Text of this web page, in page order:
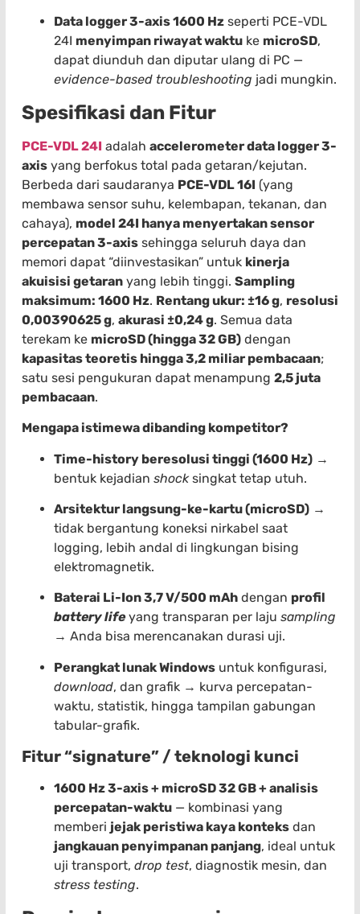
Data logger 3-axis 1600 Hz seperti PCE-VDL
24I menyimpan riwayat waktu ke microSD,
dapat diunduh dan diputar ulang di PC —
evidence-based troubleshooting jadi mungkin.
Spesifikasi dan Fitur
PCE-VDL 24I adalah accelerometer data logger 3-
axis yang berfokus total pada getaran/kejutan.
Berbeda dari saudaranya PCE-VDL 16I (yang
membawa sensor suhu, kelembapan, tekanan, dan
cahaya), model 24I hanya menyertakan sensor
percepatan 3-axis sehingga seluruh daya dan
memori dapat “diinvestasikan” untuk kinerja
akuisisi getaran yang lebih tinggi. Sampling
maksimum: 1600 Hz. Rentang ukur: ±16 g, resolusi
0,00390625 g, akurasi ±0,24 g. Semua data
terekam ke microSD (hingga 32 GB) dengan
kapasitas teoretis hingga 3,2 miliar pembacaan;
satu sesi pengukuran dapat menampung 2,5 juta
pembacaan.
Mengapa istimewa dibanding kompetitor?
Time-history beresolusi tinggi (1600 Hz) →
bentuk kejadian shock singkat tetap utuh.
Arsitektur langsung-ke-kartu (microSD) →
tidak bergantung koneksi nirkabel saat
logging, lebih andal di lingkungan bising
elektromagnetik.
Baterai Li-Ion 3,7 V/500 mAh dengan profil
battery lifeyang transparan per laju sampling
→ Anda bisa merencanakan durasi uji.
Perangkat lunak Windows untuk konfigurasi,
download, dan grafik → kurva percepatan-
waktu, statistik, hingga tampilan gabungan
tabular-grafik.
Fitur “signature” / teknologi kunci
1600 Hz 3-axis + microSD 32 GB + analisis
percepatan-waktu — kombinasi yang
memberi jejak peristiwa kaya konteks dan
jangkauan penyimpanan panjang, ideal untuk
uji transport, drop test, diagnostik mesin, dan
stress testing.